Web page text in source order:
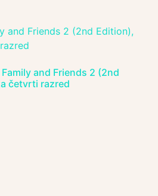
and Friends 2 (2nd
četvrti razred